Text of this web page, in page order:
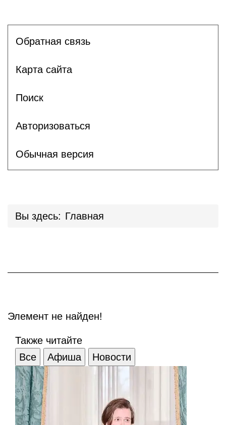
Обратная связь
Карта сайта
Поиск
Авторизоваться
Обычная версия
Вы здесь: Главная
Элемент не найден!
Также читайте
Все
Афиша Новости